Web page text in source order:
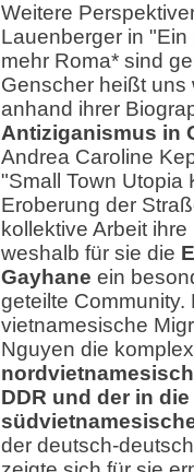
Weitere
Lauenberger in
mehr Roma* sind
Genscher heißt uns
anhand ihrer
Antiziganismus in
Andrea Caroline
"Small Town Utopia
Eroberung der
kollektive Arbeit
weshalb für sie die
Gayhane ein
geteilte Community.
vietnamesische
Nguyen die
DDR und der in
der deutsch-